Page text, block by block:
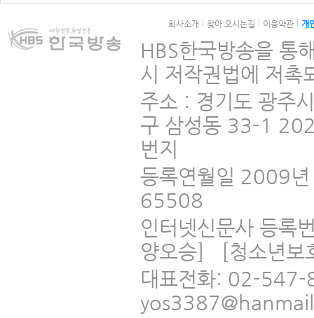
회사소개 찾아 오시는길 이용약관 개
HBS한국방송을 통
시 저작권법에 저촉
주소 : 경기도 광주
구 삼성동 33-1
번지
등록연월일 2009
65508
인터넷신문사 등
양오승] [청소년보
대표전화: 02-